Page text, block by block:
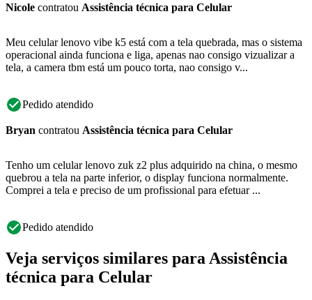
Nicole contratou Assistência técnica para Celular
Meu celular lenovo vibe k5 está com a tela quebrada, mas o sistema
operacional ainda funciona e liga, apenas nao consigo vizualizar a
tela, a camera tbm está um pouco torta, nao consigo v...
Pedido atendido
Bryan contratou Assistência técnica para Celular
Tenho um celular lenovo zuk z2 plus adquirido na china, o mesmo
quebrou a tela na parte inferior, o display funciona normalmente.
Comprei a tela e preciso de um profissional para efetuar ...
Pedido atendido
Veja serviços similares para Assistência
técnica para Celular